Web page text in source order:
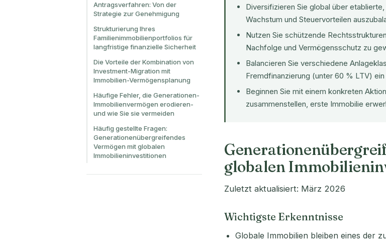
Antragsverfahren: Von der
Strategie zur Genehmigung
Strukturierung Ihres
Familienimmobilienportfolios für
langfristige finanzielle Sicherheit
Die Vorteile der Kombination von
Investment-Migration mit
Immobilien-Vermögensplanung
Häufige Fehler, die Generationen-
Immobilienvermögen erodieren-
und wie Sie sie vermeiden
Häufig gestellte Fragen:
Generationenübergreifendes
Vermögen mit globalen
Immobilieninvestitionen
Diversifizieren Sie global über
Wachstum und Steuervorteilen
Nutzen Sie schützende
Nachfolge und Vermögensschutz zu
Balancieren Sie verschiedene
Fremdfinanzierung (unter 60 % LTV) ein
Beginnen Sie mit einem konkreten
zusammenstellen, erste Immobilie
globalen
Zuletzt aktualisiert: März 2026
Wichtigste Erkenntnisse
Globale Immobilien bleiben eines der